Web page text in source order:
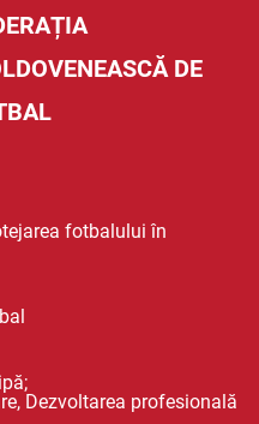
DE
fotbalului în
Dezvoltarea profesională